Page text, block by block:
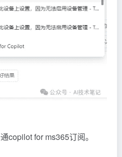
copilot for ms365订阅。